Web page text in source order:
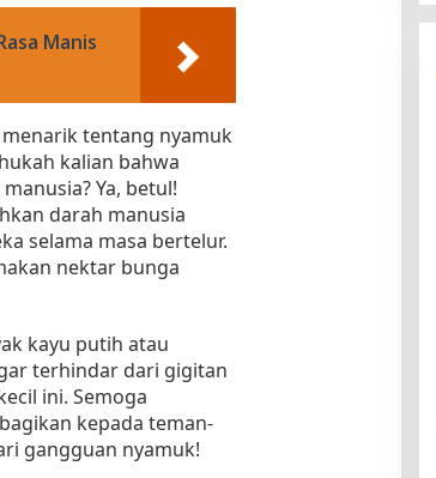
Manis
tentang nyamuk
kalian bahwa
Ya, betul!
darah manusia
selama masa bertelur.
nektar bunga
kayu putih atau
terhindar dari gigitan
ini. Semoga
kepada teman-
gangguan nyamuk!